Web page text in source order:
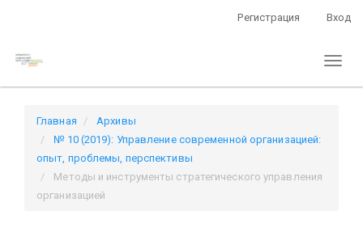
содержанию
навигация
Основное
содержание
Боковая
панель
Регистрация Вход
Главная
Архивы
№ 10 (2019): Управление современной организацией:
опыт, проблемы, перспективы
Методы и инструменты стратегического управления
организацией